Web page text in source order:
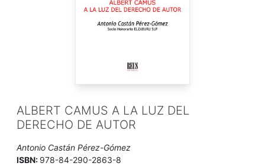
ALBERT CAMUS A LA LUZ DEL
DERECHO DE AUTOR
Antonio Castán Pérez-Gómez
ISBN: 978-84-290-2863-8